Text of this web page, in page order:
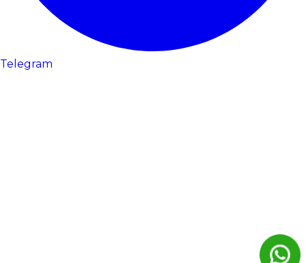
Telegram